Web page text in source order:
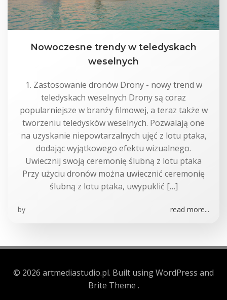
Nowoczesne trendy w teledyskach
weselnych
1. Zastosowanie dronów Drony - nowy trend w
teledyskach weselnych Drony są coraz
popularniejsze w branży filmowej, a teraz także w
tworzeniu teledysków weselnych. Pozwalają one
na uzyskanie niepowtarzalnych ujęć z lotu ptaka,
dodając wyjątkowego efektu wizualnego.
Uwiecznij swoją ceremonię ślubną z lotu ptaka
Przy użyciu dronów można uwiecznić ceremonię
ślubną z lotu ptaka, uwypuklić […]
by read more...
© 2026 artmediastudio.pl. Built using WordPress and
Brite Theme .